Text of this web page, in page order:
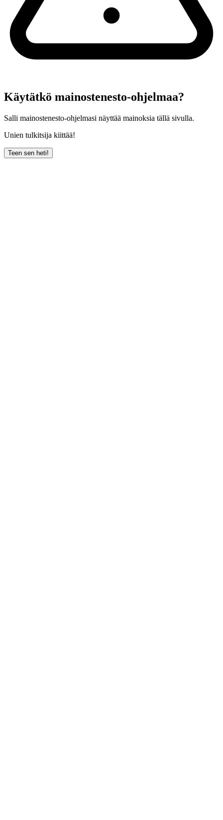
Käytätkö mainostenesto-ohjelmaa?
Salli mainostenesto-ohjelmasi näyttää mainoksia tällä sivulla.
Unien tulkitsija kiittää!
Teen sen heti!